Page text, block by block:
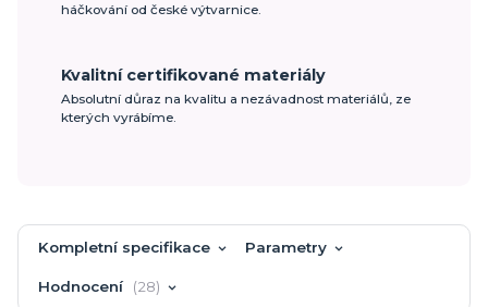
háčkování od české výtvarnice.
Kvalitní certifikované materiály
Absolutní důraz na kvalitu a nezávadnost materiálů, ze
kterých vyrábíme.
Kompletní specifikace Parametry
Hodnocení 28